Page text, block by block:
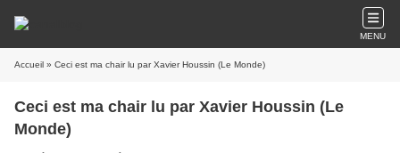
MENU
Accueil » Ceci est ma chair lu par Xavier Houssin (Le Monde)
Ceci est ma chair lu par Xavier Houssin (Le
Monde)